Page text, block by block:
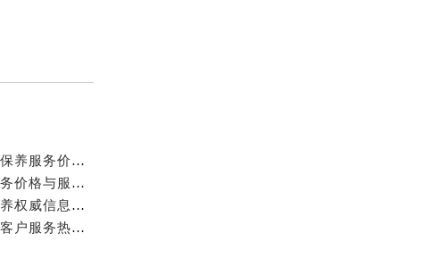
萧邦中国2026年8月最新官方通告：表玻璃维修保养服务价格与周期，客户服务热线
重磅！萧邦中国2026年8月官方公告：换电池服务价格与服务周期，客户
萧邦官方网站入口：2026年8月最新售后维修保养权威信息公示
重磅！萧邦中国2026年8月最新官方网点地址与客户服务热线公示